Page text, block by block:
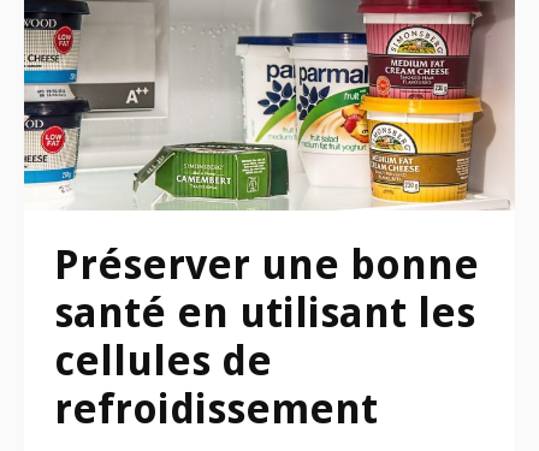
Préserver une bonne
santé en utilisant les
cellules de
refroidissement